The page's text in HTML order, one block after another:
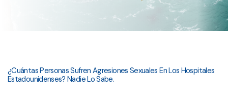
¿Cuántas Personas Sufren Agresiones Sexuales En Los Hospitales
Estadounidenses? Nadie Lo Sabe.